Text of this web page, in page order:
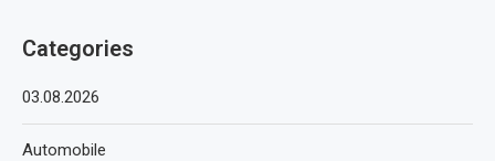
Categories
03.08.2026
Automobile